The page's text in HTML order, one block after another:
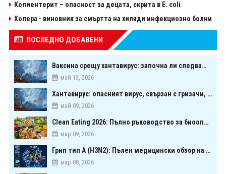
Колиентерит – опасност за децата, скрита в Е. coli
Холера - виновник за смъртта на хиляди инфекциозно болни
ПОСЛЕДНО ДОБАВЕНИ
Ваксина срещу хантавирус: започна ли следващата голяма надпревара в медицината?
май 13, 2026
Хантавирус: опасният вирус, свързан с гризачи, който предизвика тревога в Европа
май 09, 2026
Clean Eating 2026: Пълно ръководство за биооптимизация чрез хранене
мар 09, 2026
Грип тип A (H3N2): Пълен медицински обзор на сезонния щам през 2026 г.
мар 08, 2026